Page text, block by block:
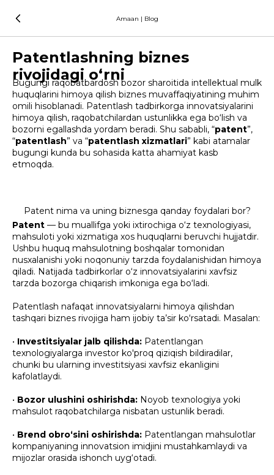
Amaan | Blog
Patentlashning biznes
rivojidagi o‘rni
Bugungi raqobatbardosh bozor sharoitida intellektual mulk
huquqlarini himoya qilish biznes muvaffaqiyatining muhim
omili hisoblanadi. Patentlash tadbirkorga innovatsiyalarini
himoya qilish, raqobatchilardan ustunlikka ega bo‘lish va
bozorni egallashda yordam beradi. Shu sababli, “patent”,
“patentlash” va “patentlash xizmatlari” kabi atamalar
bugungi kunda bu sohasida katta ahamiyat kasb
etmoqda.
Patent nima va uning biznesga qanday foydalari bor?
Patent — bu muallifga yoki ixtirochiga o‘z texnologiyasi,
mahsuloti yoki xizmatiga xos huquqlarni beruvchi hujjatdir.
Ushbu huquq mahsulotning boshqalar tomonidan
nusxalanishi yoki noqonuniy tarzda foydalanishidan himoya
qiladi. Natijada tadbirkorlar o‘z innovatsiyalarini xavfsiz
tarzda bozorga chiqarish imkoniga ega bo‘ladi.
Patentlash nafaqat innovatsiyalarni himoya qilishdan
tashqari biznes rivojiga ham ijobiy ta’sir ko‘rsatadi. Masalan:
• Investitsiyalar jalb qilishda: Patentlangan
texnologiyalarga investor ko'proq qiziqish bildiradilar,
chunki bu ularning investitsiyasi xavfsiz ekanligini
kafolatlaydi.
• Bozor ulushini oshirishda: Noyob texnologiya yoki
mahsulot raqobatchilarga nisbatan ustunlik beradi.
• Brend obro‘sini oshirishda: Patentlangan mahsulotlar
kompaniyaning innovatsion imidjini mustahkamlaydi va
mijozlar orasida ishonch uyg‘otadi.